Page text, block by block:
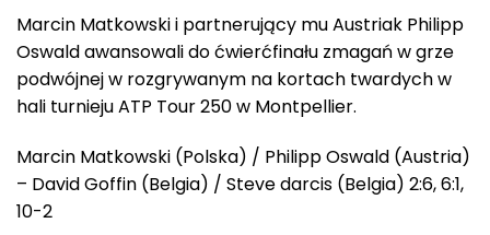
Marcin Matkowski i partnerujący mu Austriak Philipp
Oswald awansowali do ćwierćfinału zmagań w grze
podwójnej w rozgrywanym na kortach twardych w
hali turnieju ATP Tour 250 w Montpellier.
Marcin Matkowski (Polska) / Philipp Oswald (Austria)
– David Goffin (Belgia) / Steve darcis (Belgia) 2:6, 6:1,
10-2